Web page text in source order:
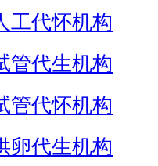
工代怀机构
管代生机构
管代怀机构
卵代生机构